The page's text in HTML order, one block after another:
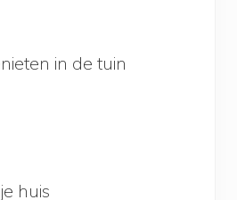
in de tuin
huis